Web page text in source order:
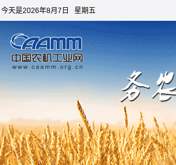
今天是2026年8月7日 星期五